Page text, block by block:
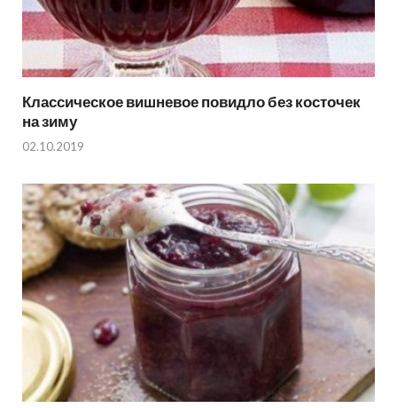
Классическое вишневое повидло без косточек
на зиму
02.10.2019